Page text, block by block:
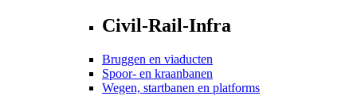
Civil-Rail-Infra
Bruggen en viaducten
Spoor- en kraanbanen
Wegen, startbanen en platforms